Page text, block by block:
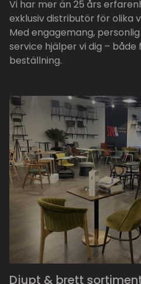
Vi har mer än 25 års
exklusiv distributör för olika
Med engagemang,
service hjälper vi dig –
beställning.
Djupt & brett